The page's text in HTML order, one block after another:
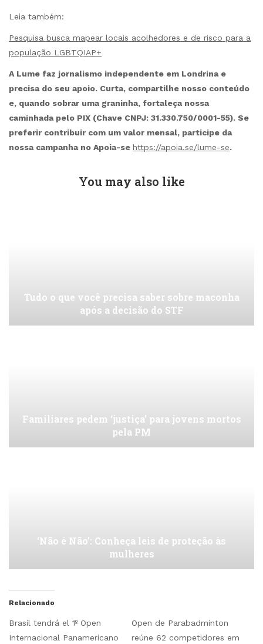
Leia também:
Pesquisa busca mapear locais acolhedores e de risco para a
população LGBTQIAP+
A Lume faz jornalismo independente em Londrina e
precisa do seu apoio. Curta, compartilhe nosso conteúdo
e, quando sobrar uma graninha, fortaleça nossa
caminhada pelo PIX (Chave CNPJ: 31.330.750/0001-55). Se
preferir contribuir com um valor mensal, participe da
nossa campanha no Apoia-se https://apoia.se/lume-se.
You may also like
Tudo o que você precisa saber sobre maconha
após a decisão do STF
Familiares pedem ‘justiça’ para jovens mortos
pela PM
‘Não é Não’: Conheça leis de proteção às
mulheres
Relacionado
Brasil tendrá el 1º Open
Internacional Panamericano
Open de Parabadminton
reúne 62 competidores em